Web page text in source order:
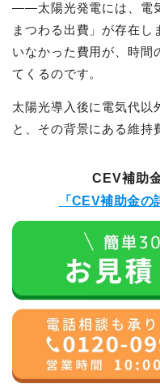
——太陽光発電には、電
まつわる出費」が存在し
いなかった費用が、時間
てくるのです。
太陽光導入後に電気代以
と、その背景にある維持
CEV補助
「CEV補助金の